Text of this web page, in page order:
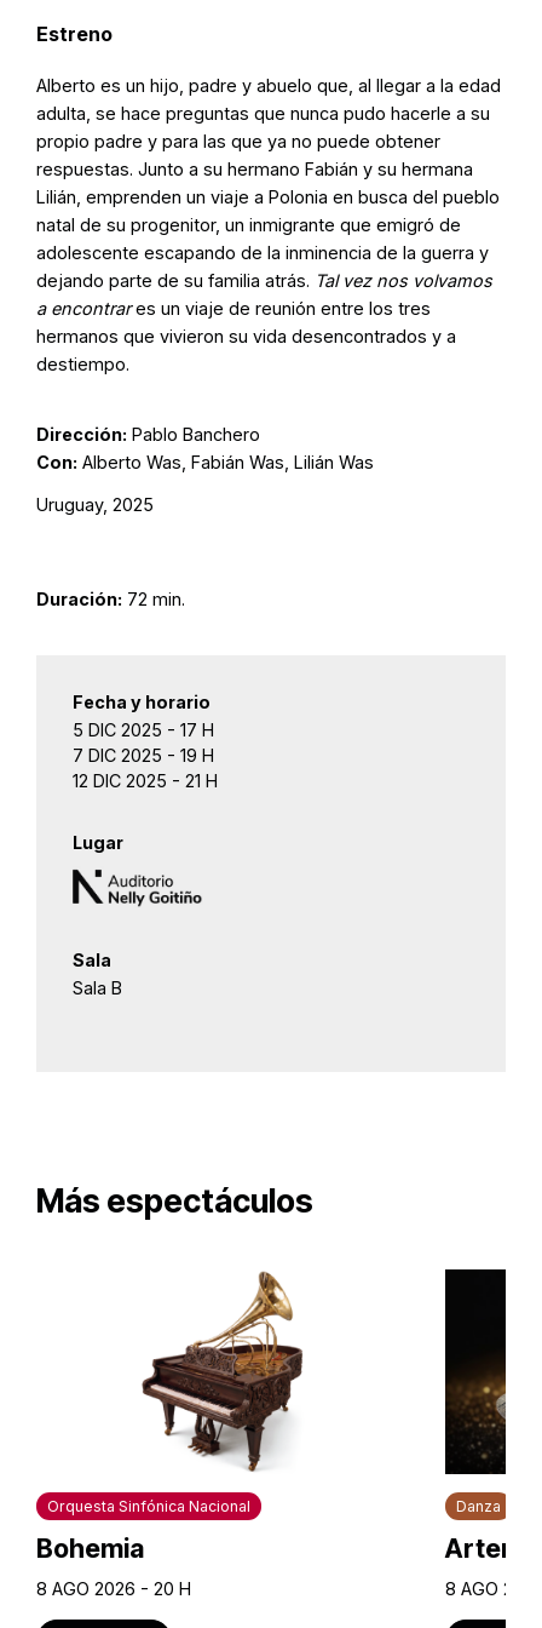
Estreno
Alberto es un hijo, padre y abuelo que, al llegar a la edad
adulta, se hace preguntas que nunca pudo hacerle a su
propio padre y para las que ya no puede obtener
respuestas. Junto a su hermano Fabián y su hermana
Lilián, emprenden un viaje a Polonia en busca del pueblo
natal de su progenitor, un inmigrante que emigró de
adolescente escapando de la inminencia de la guerra y
dejando parte de su familia atrás. Tal vez nos volvamos
a encontrares un viaje de reunión entre los tres
hermanos que vivieron su vida desencontrados y a
destiempo.
Dirección: Pablo Banchero
Con: Alberto Was, Fabián Was, Lilián Was
Uruguay, 2025
Duración: 72 min.
Fecha y horario
5 DIC 2025 - 17 H
7 DIC 2025 - 19 H
12 DIC 2025 - 21 H
Lugar
Sala
Sala B
Más espectáculos
Orquesta Sinfónica Nacional
Bohemia
8 AGO 2026 - 20 H
Danza
Artem
8 AGO